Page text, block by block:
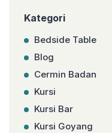
Kategori
Bedside Table
Blog
Cermin Badan
Kursi
Kursi Bar
Kursi Goyang